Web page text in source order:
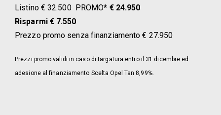
Listino € 32.500 PROMO* € 24.950
Risparmi € 7.550
Prezzo promo senza finanziamento € 27.950
Prezzi promo validi in caso di targatura entro il 31 dicembre ed
adesione al finanziamento Scelta Opel Tan 8,99%.